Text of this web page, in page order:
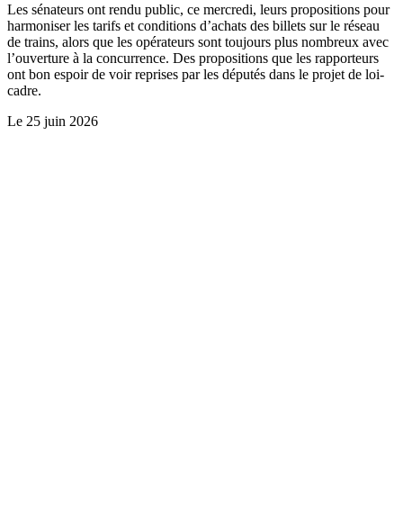
Les sénateurs ont rendu public, ce mercredi, leurs propositions pour
harmoniser les tarifs et conditions d’achats des billets sur le réseau
de trains, alors que les opérateurs sont toujours plus nombreux avec
l’ouverture à la concurrence. Des propositions que les rapporteurs
ont bon espoir de voir reprises par les députés dans le projet de loi-
cadre.
Le 25 juin 2026